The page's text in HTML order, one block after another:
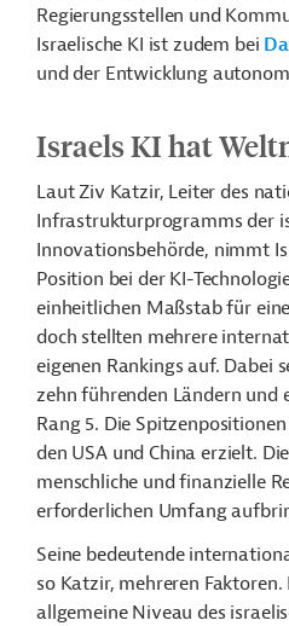
Regierungsstellen und
Israelische KI ist zudem bei
und der Entwicklung
Israels KI hat
Laut Ziv Katzir, Leiter des
Infrastrukturprogramms der
Innovationsbehörde, nimmt
Position bei der KI-
einheitlichen Maßstab für
doch stellten mehrere
eigenen Rankings auf. Dabei
zehn führenden Ländern und
Rang 5. Die
den USA und China erzielt.
menschliche und finanzielle
erforderlichen Umfang
Seine bedeutende
so Katzir, mehreren
allgemeine Niveau des